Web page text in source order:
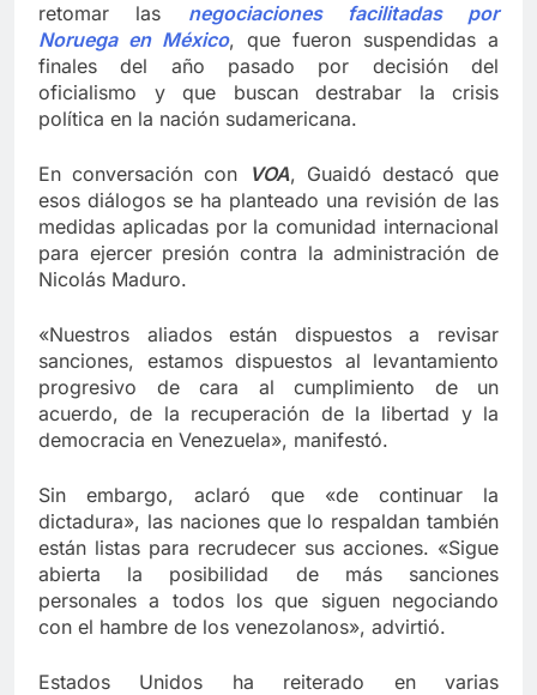
retomar las negociaciones facilitadas por
Noruega en México, que fueron suspendidas a
finales del año pasado por decisión del
oficialismo y que buscan destrabar la crisis
política en la nación sudamericana.
En conversación con VOA, Guaidó destacó que
esos diálogos se ha planteado una revisión de las
medidas aplicadas por la comunidad internacional
para ejercer presión contra la administración de
Nicolás Maduro.
«Nuestros aliados están dispuestos a revisar
sanciones, estamos dispuestos al levantamiento
progresivo de cara al cumplimiento de un
acuerdo, de la recuperación de la libertad y la
democracia en Venezuela», manifestó.
Sin embargo, aclaró que «de continuar la
dictadura», las naciones que lo respaldan también
están listas para recrudecer sus acciones. «Sigue
abierta la posibilidad de más sanciones
personales a todos los que siguen negociando
con el hambre de los venezolanos», advirtió.
Estados Unidos ha reiterado en varias